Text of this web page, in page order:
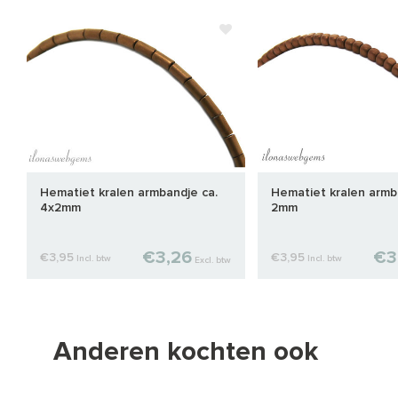
Hematiet kralen armbandje ca.
4x2mm
€3,95 Incl. btw €3,26 Excl. btw
Hematiet kralen
2mm
€3,95 Incl. btw
Anderen kochten ook